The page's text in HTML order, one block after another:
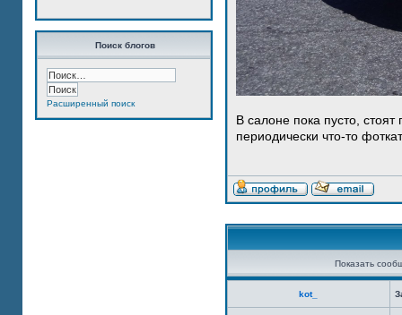
Поиск блогов
Расширенный поиск
В салоне пока пусто,
периодически что-то
Показать
kot_